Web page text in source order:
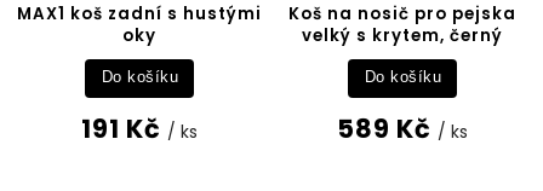
MAX1 koš zadní s hustými
oky
191 Kč / ks
Do košíku
Koš na nosič pro pejska
velký s krytem, černý
589 Kč / ks
Do košíku